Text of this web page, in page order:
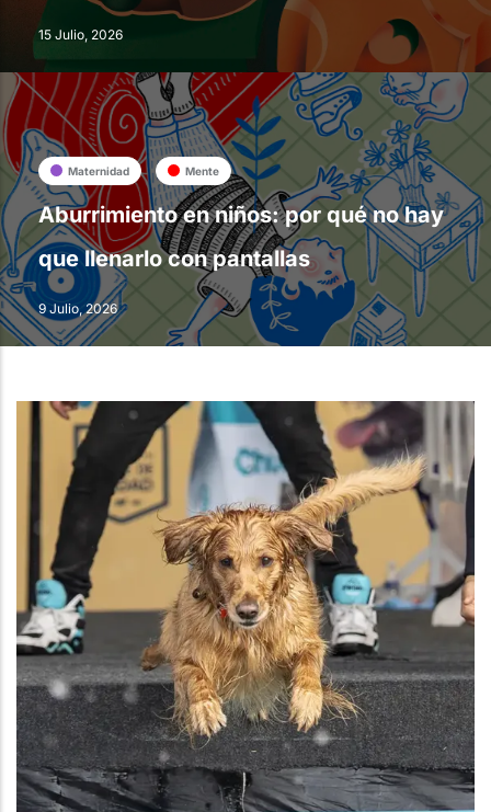
15 Julio, 2026
Maternidad Mente
Aburrimiento en niños: por qué no hay
que llenarlo con pantallas
9 Julio, 2026